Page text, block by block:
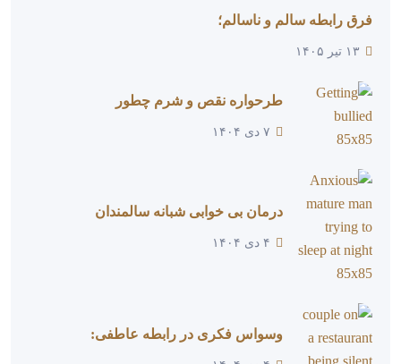
فرق رابطه سالم و ناسالم؛
۱۳ تیر ۱۴۰۵
طرحواره نقص و شرم چطور
۷ دی ۱۴۰۴
درمان بی خوابی شبانه سالمندان
۴ دی ۱۴۰۴
وسواس فکری در رابطه عاطفی: